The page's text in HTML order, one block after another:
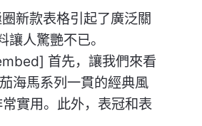
新款表格引起了廣泛關
人驚艷不已。
首先，讓我們來看
海馬系列一貫的經典風
實用。此外，表冠和表